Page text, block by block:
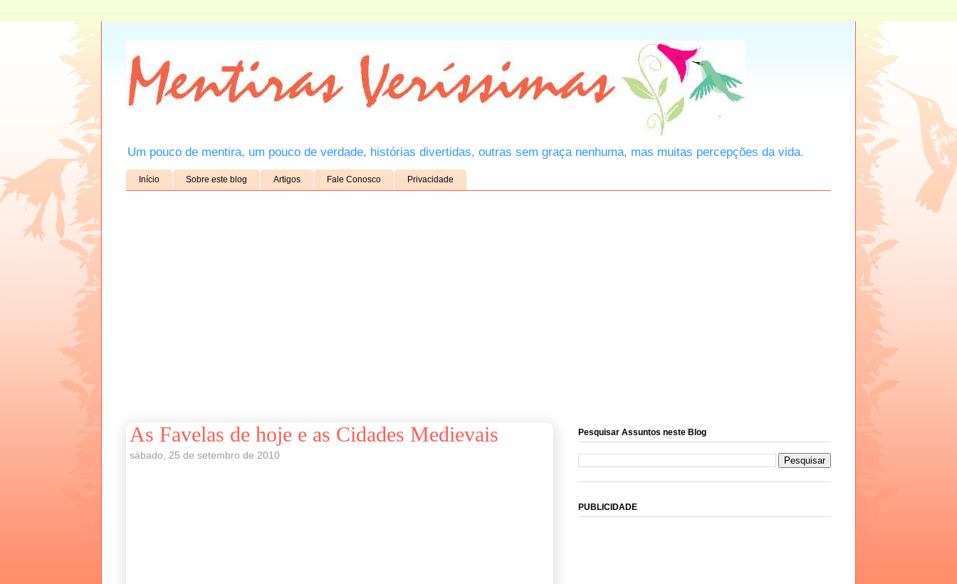
Um pouco de mentira, um pouco de verdade, histórias divertidas, outras sem graça nenhuma, mas muitas percepções da vida.
Início Sobre este blog Artigos Fale Conosco Privacidade
As Favelas de hoje e as Cidades Medievais
sábado, 25 de setembro de 2010
Pesquisar Assuntos neste Blog
PUBLICIDADE